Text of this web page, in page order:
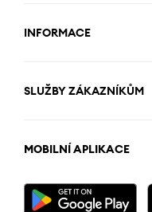
INFORMACE
SLUŽBY ZÁKAZNÍKŮM
MOBILNÍ APLIKACE